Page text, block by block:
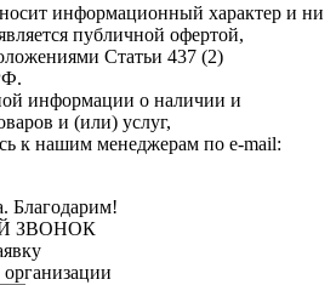
информационный характер и ни
публичной офертой,
Статьи 437 (2)
информации о наличии и
и (или) услуг,
к нашим менеджерам по e-mail:
Благодарим!
ЗВОНОК